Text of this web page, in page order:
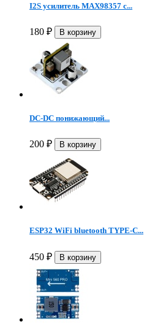
I2S усилитель MAX98357 с...
180 ₽
DC-DC понижающий...
200 ₽
ESP32 WiFi bluetooth TYPE-C...
450 ₽